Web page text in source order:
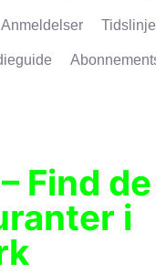
Anmeldelser Tidslinje
Find de
i